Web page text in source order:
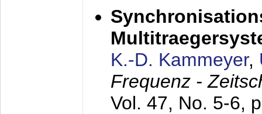
K.-D. Kammeyer,
Frequenz -
Vol. 47, No. 5-6,